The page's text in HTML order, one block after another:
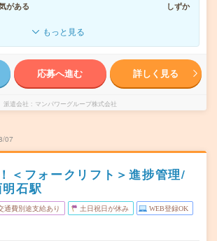
がある
しずか
もっと見る
応募へ進む 詳しく見る
派遣会社 マンパワーグループ株式会社
07
＜フォークリフト＞進捗管理/
石駅
通費別途支給あり 土日祝日が休み WEB登録OK